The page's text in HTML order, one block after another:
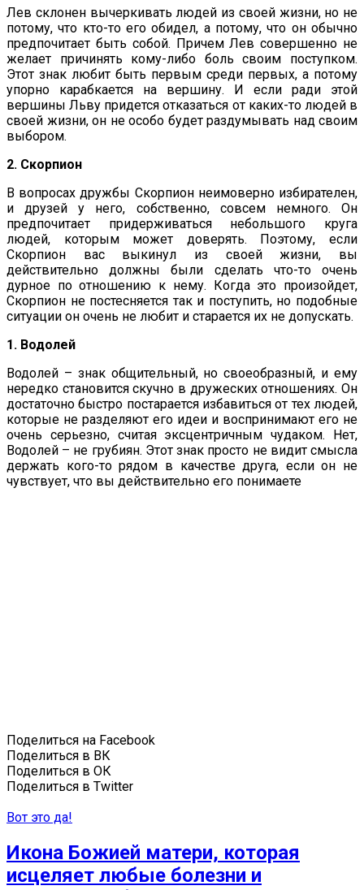
Лев склонен вычеркивать людей из своей жизни, но не
потому, что кто-то его обидел, а потому, что он обычно
предпочитает быть собой. Причем Лев совершенно не
желает причинять кому-либо боль своим поступком.
Этот знак любит быть первым среди первых, а потому
упорно карабкается на вершину. И если ради этой
вершины Льву придется отказаться от каких-то людей в
своей жизни, он не особо будет раздумывать над своим
выбором.
2. Скорпион
В вопросах дружбы Скорпион неимоверно избирателен,
и друзей у него, собственно, совсем немного. Он
предпочитает придерживаться небольшого круга
людей, которым может доверять. Поэтому, если
Скорпион вас выкинул из своей жизни, вы
действительно должны были сделать что-то очень
дурное по отношению к нему. Когда это произойдет,
Скорпион не постесняется так и поступить, но подобные
ситуации он очень не любит и старается их не допускать.
1. Водолей
Водолей – знак общительный, но своеобразный, и ему
нередко становится скучно в дружеских отношениях. Он
достаточно быстро постарается избавиться от тех людей,
которые не разделяют его идеи и воспринимают его не
очень серьезно, считая эксцентричным чудаком. Нет,
Водолей – не грубиян. Этот знак просто не видит смысла
держать кого-то рядом в качестве друга, если он не
чувствует, что вы действительно его понимаете
Поделиться на Facebook
Поделиться в ВК
Поделиться в ОК
Поделиться в Twitter
Вот это да!
Икона Божией матери, которая
исцеляет любые болезни и